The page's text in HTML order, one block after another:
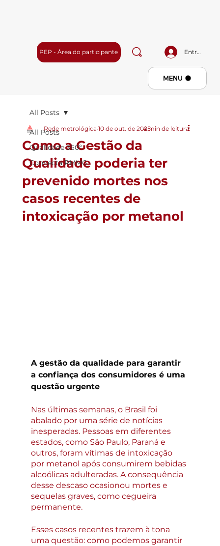
Entrar
PEP - Área do participante
Menu
MENU
All Posts
Qualidade 360º
Connecta RMMG
All Posts
Como a Gestão da
Qualidade poderia ter
prevenido mortes nos
casos recentes de
intoxicação por metanol
Rede metrológica 10 de out. de 20254 min de leitura
A gestão da qualidade para garantir
a confiança dos consumidores é uma
questão urgente
Nas últimas semanas, o Brasil foi
abalado por uma série de notícias
inesperadas. Pessoas em diferentes
estados, como São Paulo, Paraná e
outros, foram vítimas de intoxicação
por metanol após consumirem bebidas
alcoólicas adulteradas. A consequência
desse descaso ocasionou mortes e
sequelas graves, como cegueira
permanente.
Esses casos recentes trazem à tona
uma questão: como podemos garantir